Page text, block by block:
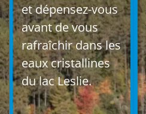
et dépensez-vous
avant de vous
rafraîchir dans les
eaux cristallines
du lac Leslie.